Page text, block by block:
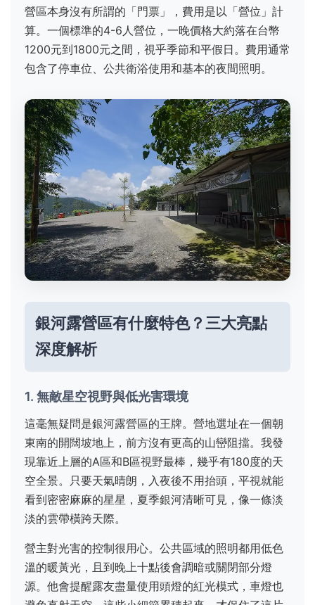
營區本身沒有所謂的「門票」，費用是以「營位」計
算。一個標準的4-6人營位，一晚價格大約落在台幣
1200元到1800元之間，視乎季節和平假日。費用通常
包含了停車位、公共衛浴使用和基本的夜間照明。
銀河露營區有什麼特色？三大亮點
深度解析
1. 無敵星空視野與低光害環境
這毫無疑問是銀河露營區的王牌。營地選址在一個朝
東南的開闊坡地上，前方沒有更高的山巒阻擋。我發
現靠近上層的A區和B區視野最棒，幾乎有180度的天
空全景。只要天氣晴朗，入夜後不用抬頭，平視就能
看到密密麻麻的星星，夏季銀河清晰可見，像一條淡
淡的雲帶橫跨天際。
營主對光害的控制很用心。公共區域的照明都用低色
溫的暖黃光，且到晚上十點後會調暗或關閉部分燈
源。他會提醒露友盡量使用頭燈的紅光模式，車燈也